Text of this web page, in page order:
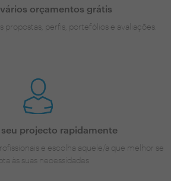
vários orçamentos grátis
perfis, portefólios e avaliações.
seu projecto rapidamente
e escolha aquele/a que melhor se
às suas necessidades.